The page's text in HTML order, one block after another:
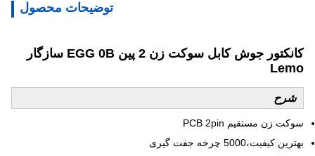
توضیحات محصول
کانکتور جوش کابل سوکت زن 2 پین EGG 0B سازگار
Lemo
شرح
سوکت زن مستقیم PCB 2pin
بهترین کیفیت،5000 چرخه جفت گیری